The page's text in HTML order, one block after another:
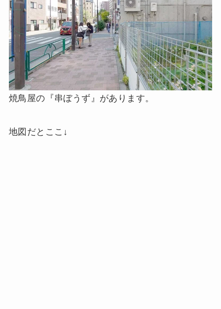
焼鳥屋の『串ぼうず』があります。
地図だとここ↓